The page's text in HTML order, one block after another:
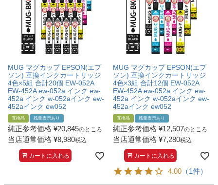
MUG マグカップ EPSON(エプ
ソン) 互換インクカートリッジ
4色×5組 合計20個 EW-052A
EW-452A ew-052a インク ew-
452a インク w-052aインク ew-
452aインク ew052
互換品 残量表示あり
純正参考価格 ¥20,845のところ
当店通常価格 ¥8,980税込
カートに入れる
MUG マグカップ EPSON(エプ
ソン) 互換インクカートリッジ
4色×3組 合計12個 EW-052A
EW-452A ew-052a インク ew-
452a インク w-052aインク ew-
452aインク ew052
互換品 残量表示あり
純正参考価格 ¥12,507のところ
当店通常価格 ¥7,280税込
カートに入れる
4.00 （1件）